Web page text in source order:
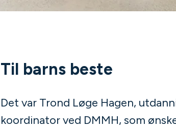
Til barns beste
Det var Trond Løge Hagen,
koordinator ved DMMH, som